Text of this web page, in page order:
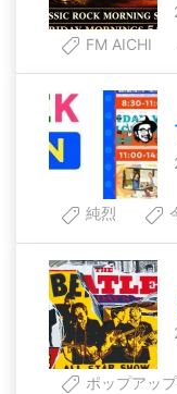
FM AICHI
純烈
ポップアッ